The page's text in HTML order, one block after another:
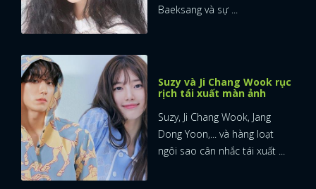
x
ĐĂNG NHẬP
Baeksang và sự ...
Suzy và Ji Chang Wook rục
rịch tái xuất màn ảnh
Suzy, Ji Chang Wook, Jang
Dong Yoon,... và hàng loạt
ngôi sao cân nhắc tái xuất ...